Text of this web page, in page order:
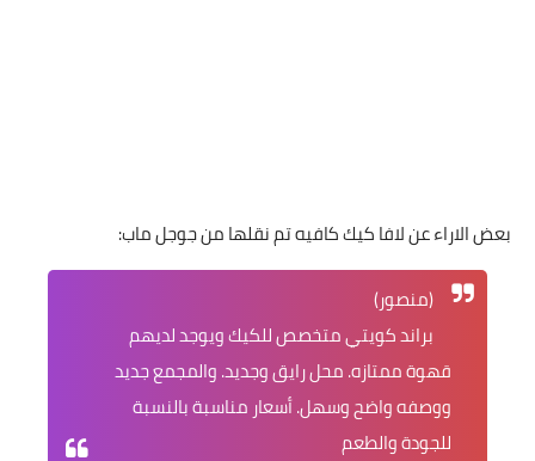
بعض الاراء عن لافا كيك كافيه تم نقلها من جوجل ماب:
(منصور)
براند كويتي متخصص للكيك ويوجد لديهم
قهوة ممتازه. محل رايق وجديد. والمجمع جديد
ووصفه واضح وسهل. أسعار مناسبة بالنسبة
للجودة والطعم